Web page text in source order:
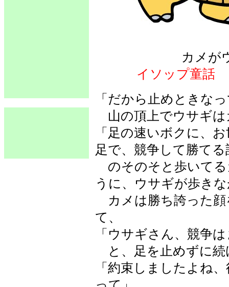
カメが
イソップ童話
「だから止めときな
山の頂上でウサギは
「足の速いボクに、
足で、競争して勝て
のそのそと歩いてる
うに、ウサギが歩き
カメは勝ち誇った顔
て、
「ウサギさん、競争
と、足を止めずに続
「約束しましたよね